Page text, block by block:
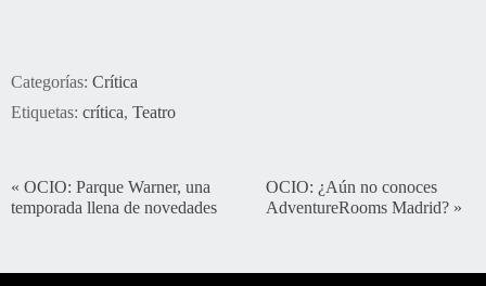
Categorías: Crítica
Etiquetas: crítica, Teatro
« OCIO: Parque Warner, una
temporada llena de novedades
OCIO: ¿Aún no conoces
AdventureRooms Madrid? »